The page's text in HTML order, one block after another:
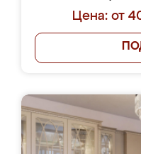
Цена: от